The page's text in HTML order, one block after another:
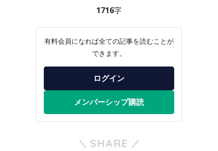
1716字
有料会員になれば全ての記事を読むことが
できます。
ログイン
メンバーシップ購読
SHARE